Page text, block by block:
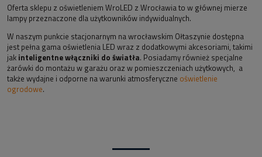
Oferta sklepu z oświetleniem WroLED z Wrocławia to w głównej mierze
lampy przeznaczone dla użytkowników indywidualnych.
W naszym punkcie stacjonarnym na wrocławskim Ołtaszynie dostępna
jest pełna gama oświetlenia LED wraz z dodatkowymi akcesoriami, takimi
jak inteligentne włączniki do światła. Posiadamy również specjalne
żarówki do montażu w garażu oraz w pomieszczeniach użytkowych, a
także wydajne i odporne na warunki atmosferyczne oświetlenie
ogrodowe.